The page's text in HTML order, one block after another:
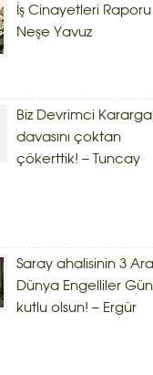
İş Cinayetleri Raporu
Neşe Yavuz
Biz Devrimci
davasını çoktan
çökerttik! – Tuncay
Saray ahalisinin 3
Dünya Engelliler
kutlu olsun! – Ergür